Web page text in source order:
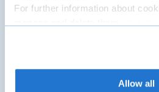
For further information about
Allow all
Bando Camera di
Commercio di Venezia